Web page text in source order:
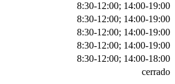
8:30-12:00; 14:00-19:00
8:30-12:00; 14:00-19:00
8:30-12:00; 14:00-19:00
8:30-12:00; 14:00-19:00
8:30-12:00; 14:00-18:00
cerrado